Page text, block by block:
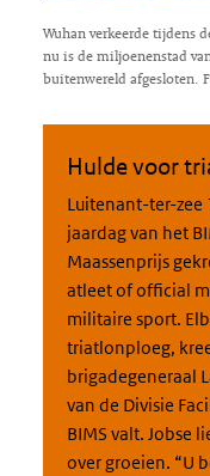
Wuhan verkeerde tijdens
nu is de miljoenenstad
buitenwereld afgesloten.
Hulde voor
Luitenant-ter-zee
jaardag van het
Maassenprijs
atleet of official
militaire sport.
triatlonploeg,
brigadegeneraal
van de Divisie
BIMS valt. Jobse
over groeien. “U